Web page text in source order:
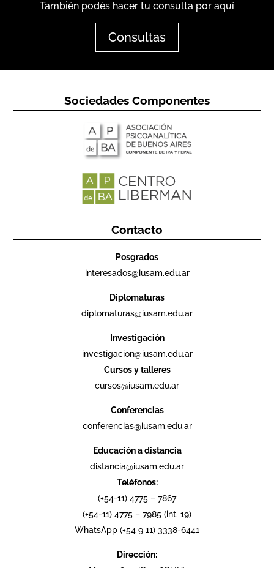
También podés hacer tu consulta por aquí
Consultas
Sociedades Componentes
Contacto
Posgrados
interesados@iusam.edu.ar
Diplomaturas
diplomaturas@iusam.edu.ar
Investigación
investigacion@iusam.edu.ar
Cursos y talleres
cursos@iusam.edu.ar
Conferencias
conferencias@iusam.edu.ar
Educación a distancia
distancia@iusam.edu.ar
Teléfonos:
(+54-11) 4775 – 7867
(+54-11) 4775 – 7985 (int. 19)
WhatsApp (+54 9 11) 3338-6441
Dirección: